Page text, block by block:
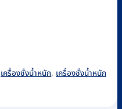
เครื่องชั่งน้ำหนัก, เครื่องชั่งน้ำหนัก